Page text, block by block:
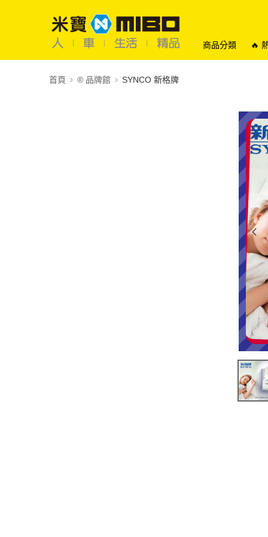
商品分類 🔥
首頁 ®️ 品牌館 SYNCO 新格牌